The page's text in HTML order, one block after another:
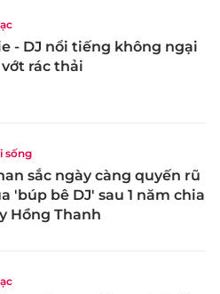
- DJ nổi tiếng không ngại
rác thải
sống
sắc ngày càng quyến rũ
'búp bê DJ' sau 1 năm chia
Hồng Thanh